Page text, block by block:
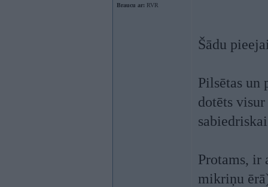
Braucu ar: RVR
Šādu
Pilsētas un
dotēts
Protams, ir
mikriņu